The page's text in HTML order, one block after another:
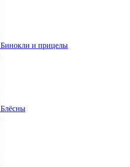
Бинокли и прицелы
Блёсны